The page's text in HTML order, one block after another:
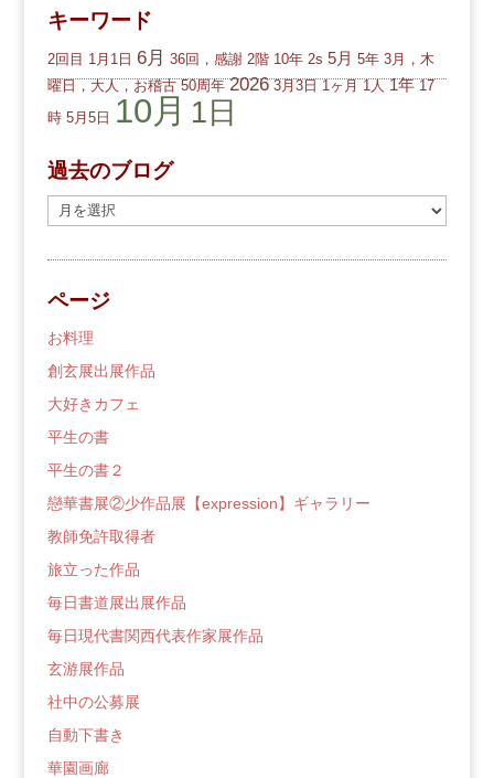
キーワード
2回目 1月1日 6月 36回，感謝 2階 10年 2s 5月 5年 3月，木
曜日，大人，お稽古 50周年 2026 3月3日 1ヶ月 1人 1年 17
時 5月5日 10月 1日
過去のブログ
去
の
ロ
グ
ページ
お料理
創玄展出展作品
大好きカフェ
平生の書
平生の書２
戀華書展②少作品展【expression】ギャラリー
教師免許取得者
旅立った作品
毎日書道展出展作品
毎日現代書関西代表作家展作品
玄游展作品
社中の公募展
自動下書き
華園画廊